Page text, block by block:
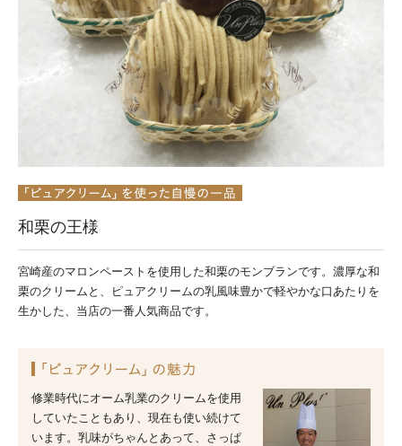
和栗の王様
宮崎産のマロンペーストを使用した和栗のモンブランです。濃厚な和
栗のクリームと、ピュアクリームの乳風味豊かで軽やかな口あたりを
生かした、当店の一番人気商品です。
修業時代にオーム乳業のクリームを使用
していたこともあり、現在も使い続けて
います。乳味がちゃんとあって、さっぱ